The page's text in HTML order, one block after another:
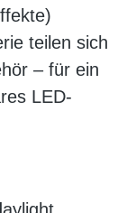
teilen sich
– für ein
LED-